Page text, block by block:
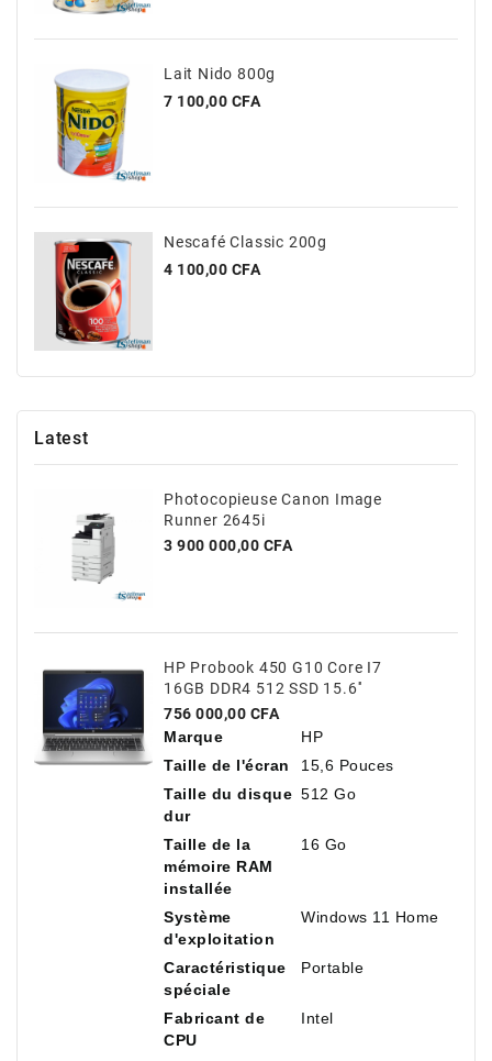
Lait Nido 800g
Prix
7 100,00 CFA
Nescafé Classic 200g
Prix
4 100,00 CFA
Latest
Photocopieuse Canon Image
Runner 2645i
Prix
3 900 000,00 CFA
HP Probook 450 G10 Core I7
16GB DDR4 512 SSD 15.6''
Prix
756 000,00 CFA
Marque
HP
Taille de l'écran
15,6 Pouces
Taille du disque
dur
512 Go
Taille de la
mémoire RAM
installée
16 Go
Système
d'exploitation
Windows 11 Home
Caractéristique
spéciale
Portable
Fabricant de
CPU
Intel